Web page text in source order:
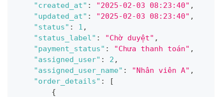
"created_at" : "2025-02-03 08:23:40" ,
"updated_at" : "2025-02-03 08:23:40" ,
"status" : 1 ,
"status_label" : "Chờ duyệt" ,
"payment_status" : "Chưa thanh toán" ,
"assigned_user" : 2 ,
"assigned_user_name" : "Nhân viên A" ,
"order_details" :
[
{